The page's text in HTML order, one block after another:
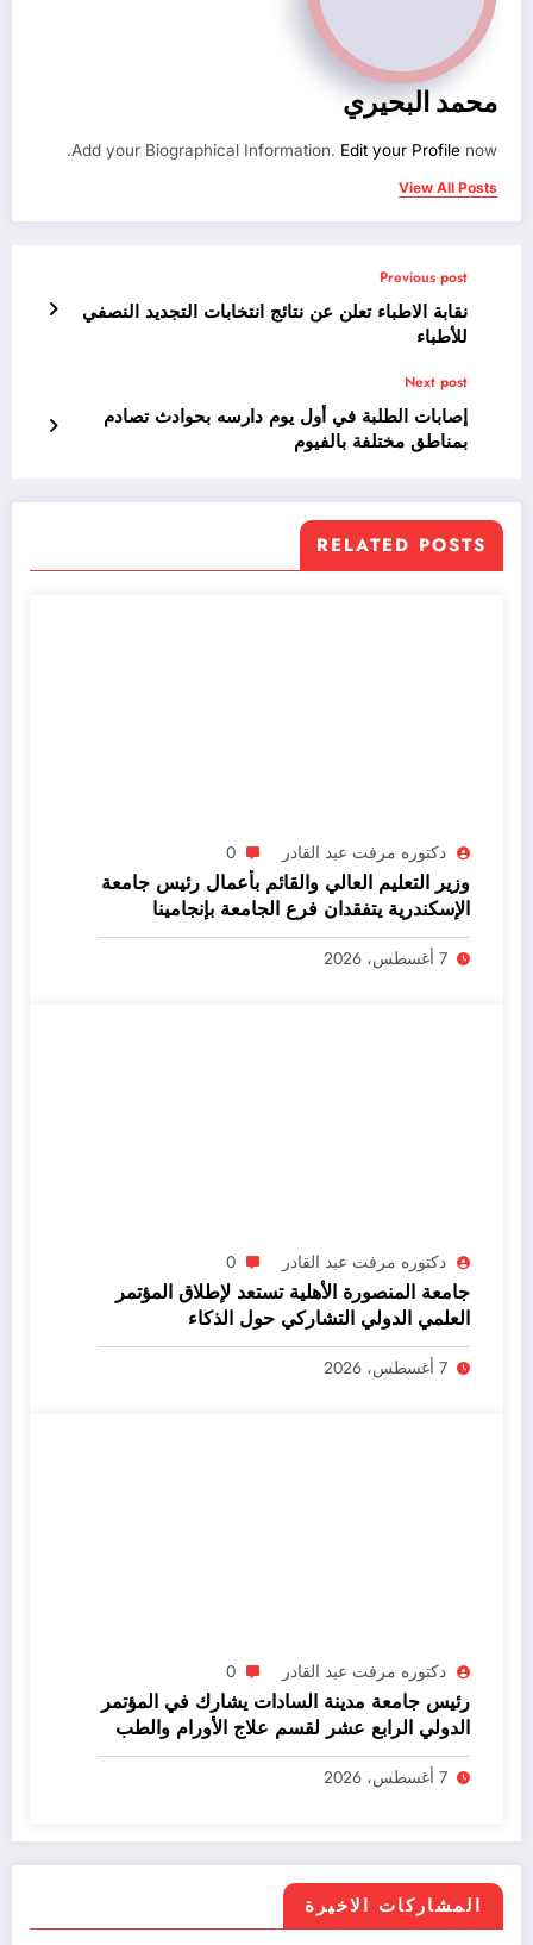
محمد البحيري
Add your Biographical Information. Edit your Profile now.
View All Posts
Previous post
نقابة الاطباء تعلن عن نتائج انتخابات التجديد النصفي
للأطباء
Next post
إصابات الطلبة في أول يوم دارسه بحوادث تصادم
بمناطق مختلفة بالفيوم
RELATED POSTS
دكتوره مرفت عبد القادر 0
وزير التعليم العالي والقائم بأعمال رئيس جامعة
الإسكندرية يتفقدان فرع الجامعة بإنجامينا
7 أغسطس، 2026
دكتوره مرفت عبد القادر 0
جامعة المنصورة الأهلية تستعد لإطلاق المؤتمر
العلمي الدولي التشاركي حول الذكاء
الاصطناعي
7 أغسطس، 2026
دكتوره مرفت عبد القادر 0
رئيس جامعة مدينة السادات يشارك في المؤتمر
الدولي الرابع عشر لقسم علاج الأورام والطب
النووي بكلية الطب -جامعة المنصورة
7 أغسطس، 2026
المشاركات الاخيرة